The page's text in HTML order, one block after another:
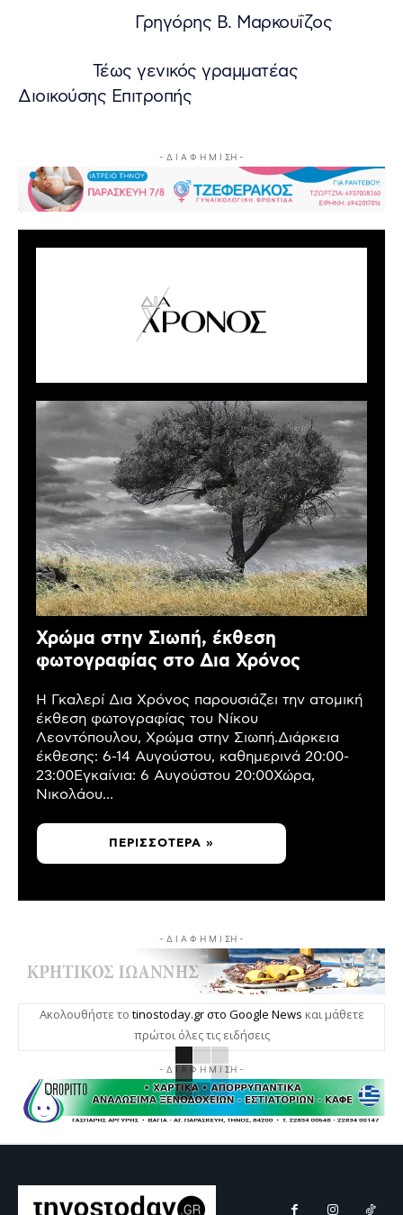
Γρηγόρης Β. Μαρκουΐζος
Τέως γενικός γραμματέας
Διοικούσης Επιτροπής
- Δ Ι Α Φ Η Μ Ι ΣΗ -
Χρώμα στην Σιωπή, έκθεση
φωτογραφίας στο Δια Χρόνος
Η Γκαλερί Δια Χρόνος παρουσιάζει την ατομική
έκθεση φωτογραφίας του Νίκου
Λεοντόπουλου, Χρώμα στην Σιωπή.Διάρκεια
έκθεσης: 6-14 Αυγούστου, καθημερινά 20:00-
23:00Εγκαίνια: 6 Αυγούστου 20:00Χώρα,
Νικολάου...
ΠΕΡΙΣΣΌΤΕΡΑ »
- Δ Ι Α Φ Η Μ Ι ΣΗ -
Ακολουθήστε το tinostoday.gr στο Google News και μάθετε
πρώτοι όλες τις ειδήσεις
- Δ Ι Α Φ Η Μ Ι ΣΗ -